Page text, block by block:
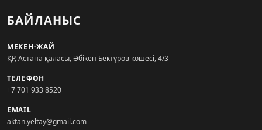
БАЙЛАНЫС
МЕКЕН-ЖАЙ
ҚР, Астана қаласы, Әбікен Бектұров көшесі, 4/3
ТЕЛЕФОН
+7 701 933 8520
EMAIL
aktan.yeltay@gmail.com